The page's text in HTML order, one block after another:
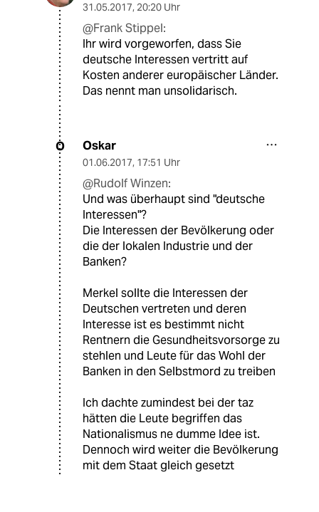
31.05.2017, 20:20 Uhr
@Frank Stippel:
Ihr wird vorgeworfen, dass Sie
deutsche Interessen vertritt auf
Kosten anderer europäischer Länder.
Das nennt man unsolidarisch.
O Oskar
01.06.2017, 17:51 Uhr
@Rudolf Winzen:
Und was überhaupt sind "deutsche
Interessen"?
Die Interessen der Bevölkerung oder
die der lokalen Industrie und der
Banken?
Merkel sollte die Interessen der
Deutschen vertreten und deren
Interesse ist es bestimmt nicht
Rentnern die Gesundheitsvorsorge zu
stehlen und Leute für das Wohl der
Banken in den Selbstmord zu treiben
Ich dachte zumindest bei der taz
hätten die Leute begriffen das
Nationalismus ne dumme Idee ist.
Dennoch wird weiter die Bevölkerung
mit dem Staat gleich gesetzt